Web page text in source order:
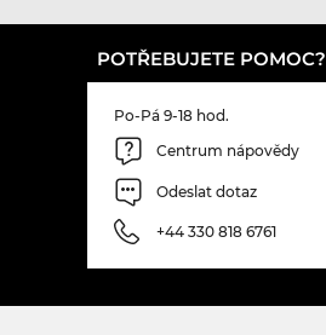
POTŘEBUJETE POMOC?
Po-Pá 9-18 hod.
Centrum nápovědy
Odeslat dotaz
+44 330 818 6761